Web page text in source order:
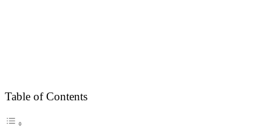
Table of Contents